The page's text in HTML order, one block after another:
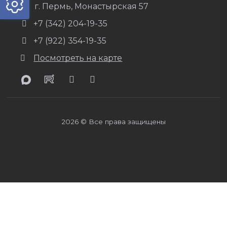
г. Пермь, Монастырская 57
+7 (342) 204-19-35
+7 (922) 354-19-35
Посмотреть на карте
2026 © Все права защищены